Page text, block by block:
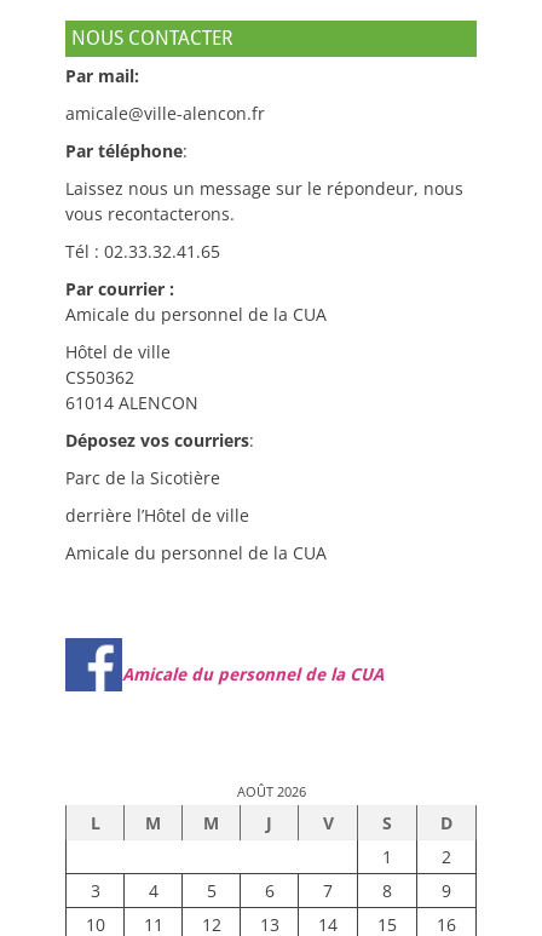
NOUS CONTACTER
Par mail:
amicale@ville-alencon.fr
Par téléphone:
Laissez nous un message sur le répondeur, nous
vous recontacterons.
Tél : 02.33.32.41.65
Par courrier :
Amicale du personnel de la CUA
Hôtel de ville
CS50362
61014 ALENCON
Déposez vos courriers:
Parc de la Sicotière
derrière l’Hôtel de ville
Amicale du personnel de la CUA
Amicale du personnel de la CUA
AOÛT 2026
L M M J V S
D
1
2
3
4 5 6 7 8
9
10
11 12 13 14 15 16